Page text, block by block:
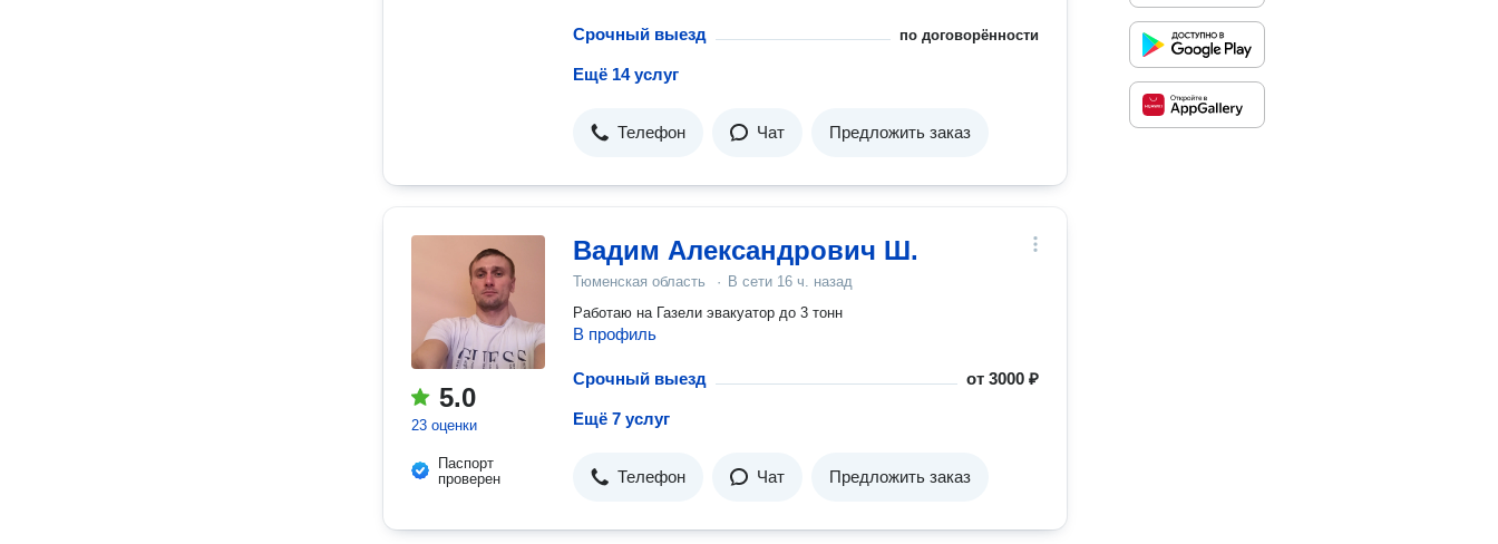
Срочный выезд по договорённости
Ещё 14 услуг
Телефон Чат Предложить заказ
5.0
23 оценки
Паспорт
проверен
Вадим Александрович Ш.
Тюменская область · В сети 16 ч. назад
Работаю на Газели эвакуатор до 3 тонн
В профиль
Срочный выезд от3000 ₽
Ещё 7 услуг
Телефон Чат Предложить заказ